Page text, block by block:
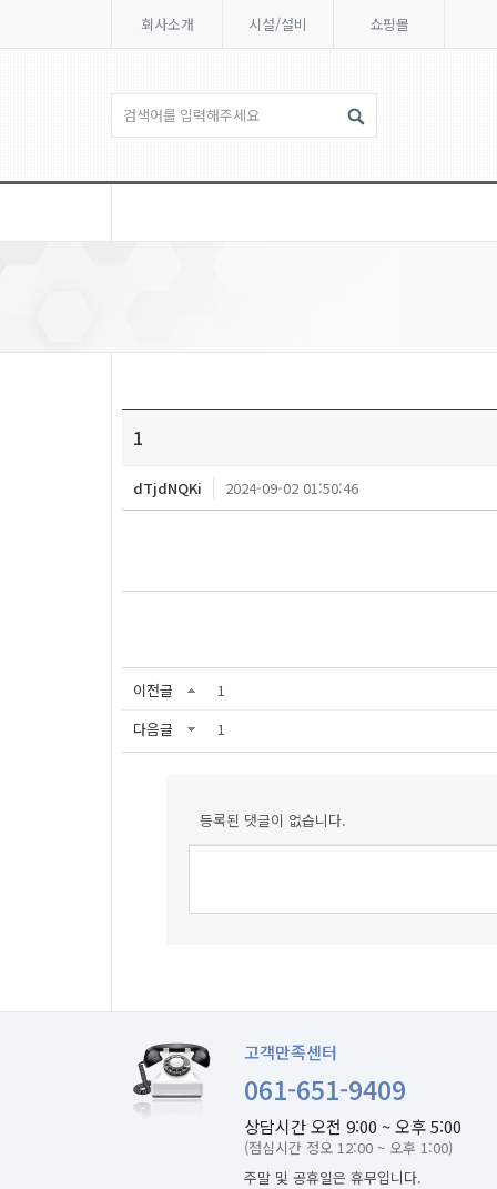
회사소개 시설/설비 쇼핑몰
1
dTjdNQKi 2024-09-02 01:50:46
이전글
1
다음글
1
등록된 댓글이 없습니다.
고객만족센터
061-651-9409
상담시간 오전 9:00 ~ 오후 5:00
(점심시간 정오 12:00 ~ 오후 1:00)
주말 및 공휴일은 휴무입니다.